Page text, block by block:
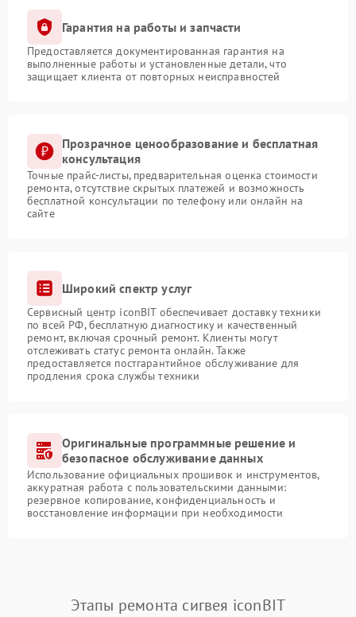
Гарантия на работы и запчасти
Предоставляется документированная гарантия на
выполненные работы и установленные детали, что
защищает клиента от повторных неисправностей
Прозрачное ценообразование и бесплатная
консультация
Точные прайс-листы, предварительная оценка стоимости
ремонта, отсутствие скрытых платежей и возможность
бесплатной консультации по телефону или онлайн на
сайте
Широкий спектр услуг
Сервисный центр iconBIT обеспечивает доставку техники
по всей РФ, бесплатную диагностику и качественный
ремонт, включая срочный ремонт. Клиенты могут
отслеживать статус ремонта онлайн. Также
предоставляется постгарантийное обслуживание для
продления срока службы техники
Оригинальные программные решение и
безопасное обслуживание данных
Использование официальных прошивок и инструментов,
аккуратная работа с пользовательскими данными:
резервное копирование, конфиденциальность и
восстановление информации при необходимости
Этапы ремонта сигвея iconBIT